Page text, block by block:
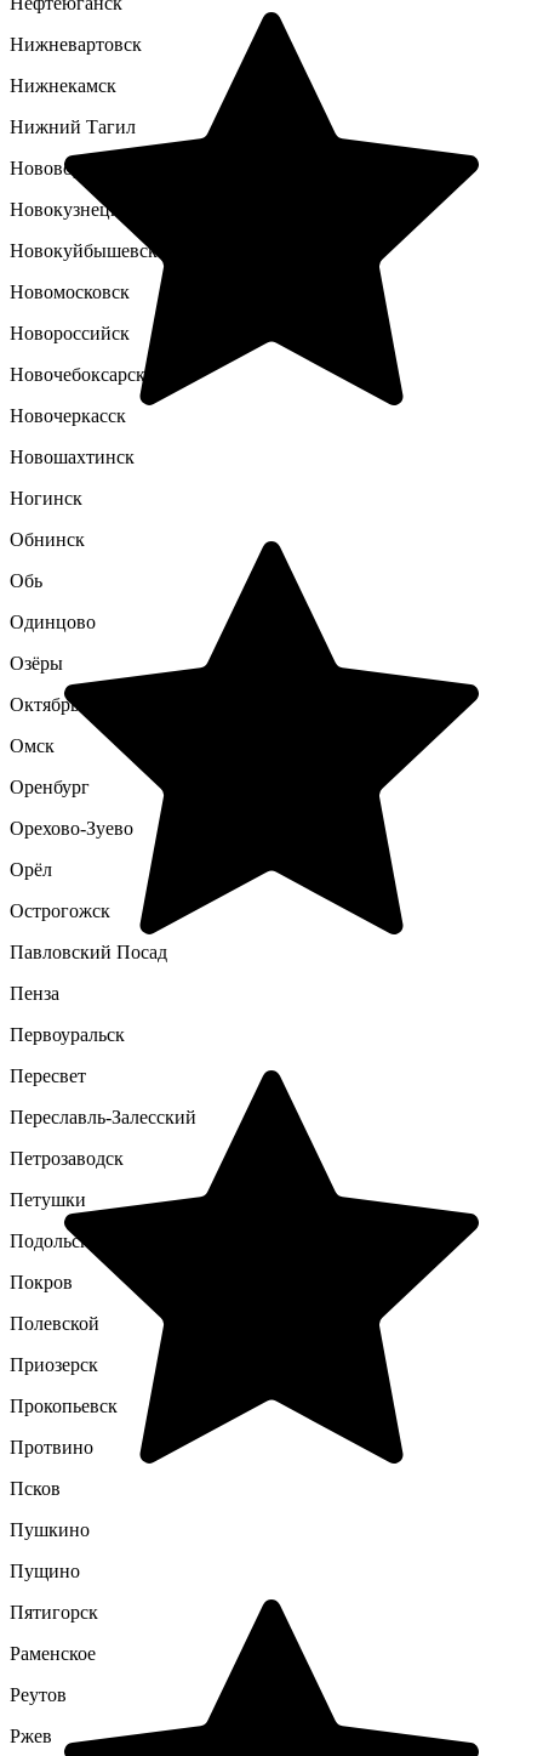
Нижневартовск
Нижнекамск
Нижний Тагил
Нововоронеж
Новокузнецк
Новокуйбышевск
Новомосковск
Новороссийск
Новочебоксарск
Новочеркасск
Новошахтинск
Ногинск
Обнинск
Обь
Одинцово
Озёры
Октябрьский
Омск
Оренбург
Орехово-Зуево
Орёл
Острогожск
Павловский Посад
Пенза
Первоуральск
Пересвет
Переславль-Залесский
Петрозаводск
Петушки
Подольск
Покров
Полевской
Приозерск
Прокопьевск
Протвино
Псков
Пушкино
Пущино
Пятигорск
Раменское
Реутов
Ржев